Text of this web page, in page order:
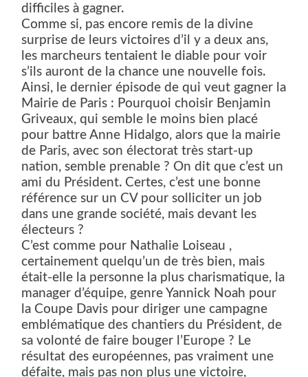
difficiles à gagner.
Comme si, pas encore remis de la divine
surprise de leurs victoires d’il y a deux ans,
les marcheurs tentaient le diable pour voir
s’ils auront de la chance une nouvelle fois.
Ainsi, le dernier épisode de qui veut gagner la
Mairie de Paris : Pourquoi choisir Benjamin
Griveaux, qui semble le moins bien placé
pour battre Anne Hidalgo, alors que la mairie
de Paris, avec son électorat très start-up
nation, semble prenable ? On dit que c’est un
ami du Président. Certes, c’est une bonne
référence sur un CV pour solliciter un job
dans une grande société, mais devant les
électeurs ?
C’est comme pour Nathalie Loiseau ,
certainement quelqu’un de très bien, mais
était-elle la personne la plus charismatique, la
manager d’équipe, genre Yannick Noah pour
la Coupe Davis pour diriger une campagne
emblématique des chantiers du Président, de
sa volonté de faire bouger l’Europe ? Le
résultat des européennes, pas vraiment une
défaite, mais pas non plus une victoire,